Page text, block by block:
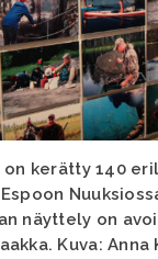
kerätty 140
näyttely on
Kuva: Anna